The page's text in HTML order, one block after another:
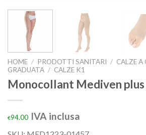
HOME / PRODOTTI SANITARI / CALZE A
GRADUATA / CALZE K1
Monocollant Mediven plus
€94.00 IVA inclusa